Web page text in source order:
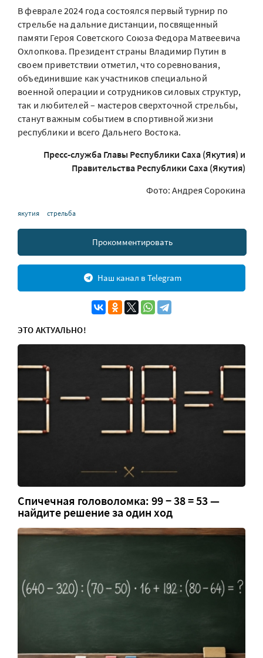
В феврале 2024 года состоялся первый турнир по
стрельбе на дальние дистанции, посвященный
памяти Героя Советского Союза Федора Матвеевича
Охлопкова. Президент страны Владимир Путин в
своем приветствии отметил, что соревнования,
объединившие как участников специальной
военной операции и сотрудников силовых структур,
так и любителей – мастеров сверхточной стрельбы,
станут важным событием в спортивной жизни
республики и всего Дальнего Востока.
Пресс-служба Главы Республики Саха (Якутия) и
Правительства Республики Саха (Якутия)
Фото: Андрея Сорокина
якутия стрельба
Прокомментировать
Наш канал в Telegram
ЭТО АКТУАЛЬНО!
Спичечная головоломка: 99 − 38 = 53 —
найдите решение за один ход